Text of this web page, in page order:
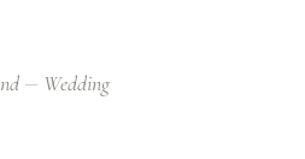
Wedding